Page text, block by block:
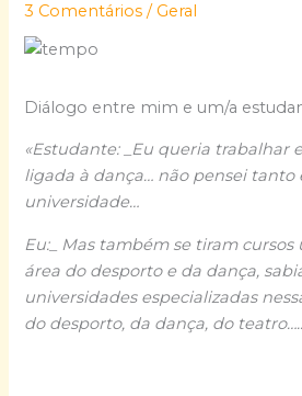
3 Comentários / Geral
Diálogo entre mim e um/a
«Estudante: _Eu queria trabalhar
ligada à dança… não pensei tanto
universidade…
Eu:_ Mas também se tiram
área do desporto e da dança,
universidades especializadas
do desporto, da dança, do